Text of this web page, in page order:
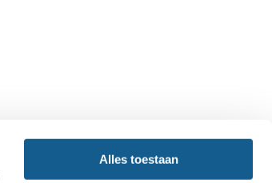
Alles toestaan